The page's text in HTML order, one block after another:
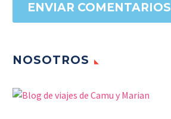
ENVIAR COMENTARIOS
NOSOTROS